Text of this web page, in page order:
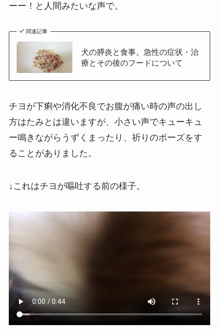
ーー！と人間みたいな声で。
関連記事
犬の膵炎と食事。急性の症状・治
療とその後のフードについて
チヨが下痢や消化不良でお腹が痛い時の声の出し
方はたみとは違いますが、小さい声でキューキュ
ー鳴きながらうずくまったり、祈りのポーズをす
ることがありました。
↓これはチヨが嘔吐する前の様子。